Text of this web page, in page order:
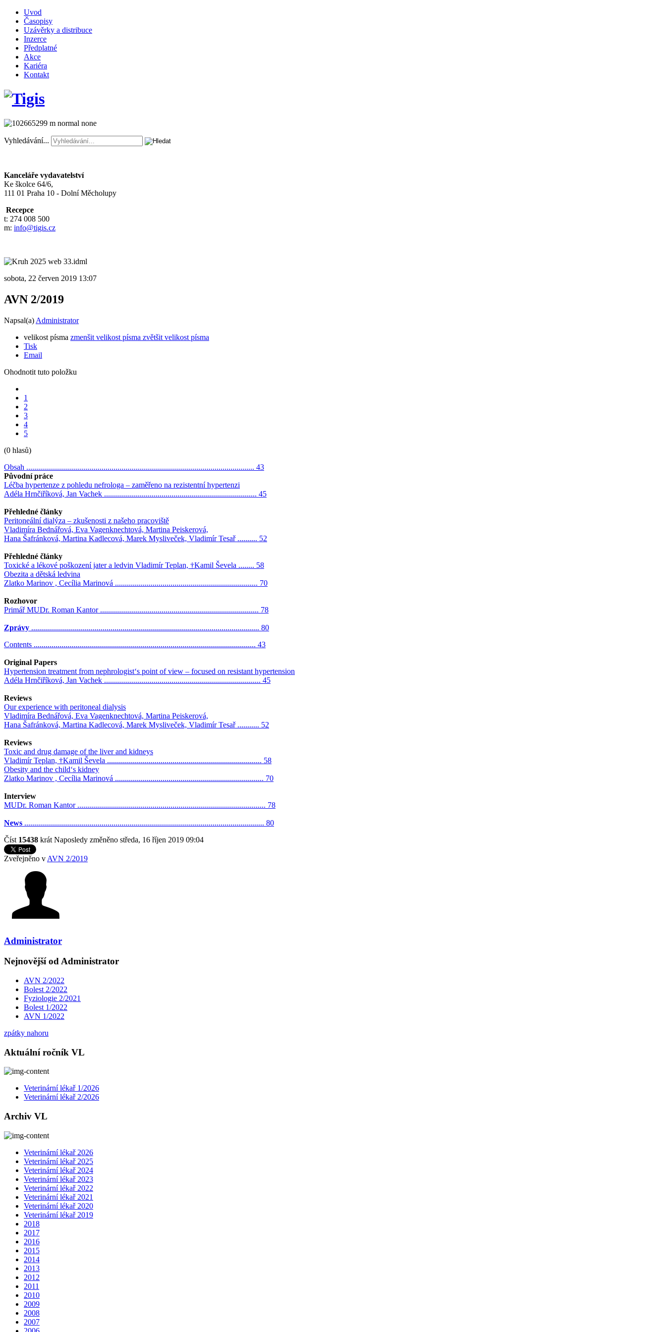
Uvod
Časopisy
Uzávěrky a distribuce
Inzerce
Předplatné
Akce
Kariéra
Kontakt
Vyhledávání...
Kanceláře vydavatelství
Ke školce 64/6,
111 01 Praha 10 - Dolní Měcholupy
Recepce
t: 274 008 500
m: info@tigis.cz
sobota, 22 červen 2019 13:07
AVN 2/2019
Napsal(a) Administrator
velikost písma zmenšit velikost písma zvětšit velikost písma
Tisk
Email
Ohodnotit tuto položku
1
2
3
4
5
(0 hlasů)
Obsah ................................................................................................................... 43
Původní práce
Léčba hypertenze z pohledu nefrologa – zaměřeno na rezistentní hypertenzi
Adéla Hrnčiříková, Jan Vachek ............................................................................. 45
Přehledné články
Peritoneální dialýza – zkušenosti z našeho pracoviště
Vladimíra Bednářová, Eva Vagenknechtová, Martina Peiskerová,
Hana Šafránková, Martina Kadlecová, Marek Mysliveček, Vladimír Tesař .......... 52
Přehledné články
Toxické a lékové poškození jater a ledvin Vladimír Teplan, †Kamil Ševela ........ 58
Obezita a dětská ledvina
Zlatko Marinov , Cecília Marinová ........................................................................ 70
Rozhovor
Primář MUDr. Roman Kantor ................................................................................ 78
Zprávy ................................................................................................................... 80
Contents ................................................................................................................ 43
Original Papers
Hypertension treatment from nephrologist‘s point of view – focused on resistant hypertension
Adéla Hrnčiříková, Jan Vachek ............................................................................... 45
Reviews
Our experience with peritoneal dialysis
Vladimíra Bednářová, Eva Vagenknechtová, Martina Peiskerová,
Hana Šafránková, Martina Kadlecová, Marek Mysliveček, Vladimír Tesař ........... 52
Reviews
Toxic and drug damage of the liver and kidneys
Vladimír Teplan, †Kamil Ševela .............................................................................. 58
Obesity and the child‘s kidney
Zlatko Marinov , Cecília Marinová ........................................................................... 70
Interview
MUDr. Roman Kantor ............................................................................................... 78
News ......................................................................................................................... 80
Číst 15438 krát Naposledy změněno středa, 16 říjen 2019 09:04
Zveřejněno v AVN 2/2019
Administrator
Nejnovější od Administrator
AVN 2/2022
Bolest 2/2022
Fyziologie 2/2021
Bolest 1/2022
AVN 1/2022
zpátky nahoru
Aktuální ročník VL
Veterinární lékař 1/2026
Veterinární lékař 2/2026
Archiv VL
Veterinární lékař 2026
Veterinární lékař 2025
Veterinární lékař 2024
Veterinární lékař 2023
Veterinární lékař 2022
Veterinární lékař 2021
Veterinární lékař 2020
Veterinární lékař 2019
2018
2017
2016
2015
2014
2013
2012
2011
2010
2009
2008
2007